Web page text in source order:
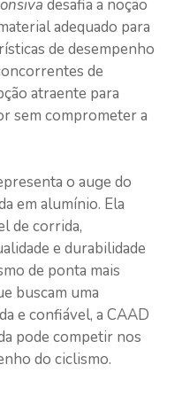
desafia a noção
adequado para
de desempenho
de
atraente para
sem comprometer a
o auge do
em alumínio. Ela
de corrida,
e durabilidade
de ponta mais
buscam uma
e confiável, a CAAD
pode competir nos
do ciclismo.